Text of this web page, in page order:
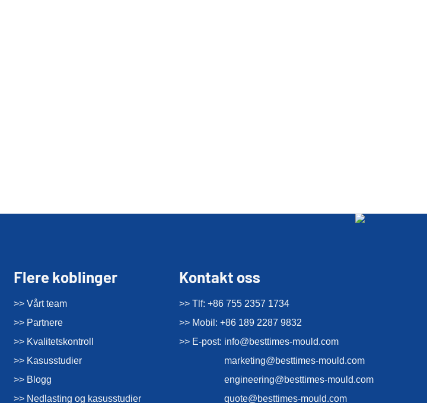
Flere koblinger
>> Vårt team
>> Partnere
>> Kvalitetskontroll
>> Kasusstudier
>> Blogg
>> Nedlasting og kasusstudier
Kontakt oss
>> Tlf: +86 755 2357 1734
>> Mobil: +86 189 2287 9832
>> E-post: info@besttimes-mould.com
marketing@besttimes-mould.com
engineering@besttimes-mould.com
quote@besttimes-mould.com